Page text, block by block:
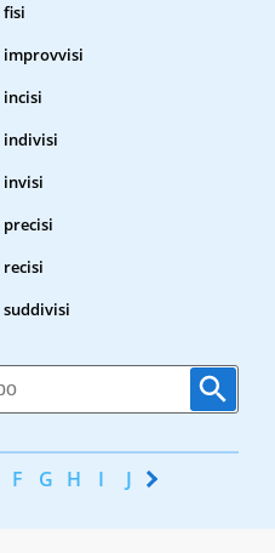
fisi
improvvisi
incisi
indivisi
invisi
precisi
recisi
suddivisi
F G H I J K